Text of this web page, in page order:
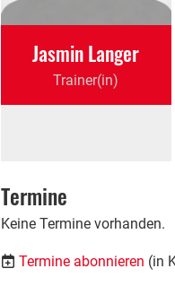
Jasmin Langer
Trainer(in)
Termine
Keine Termine vorhanden.
Termine abonnieren (in